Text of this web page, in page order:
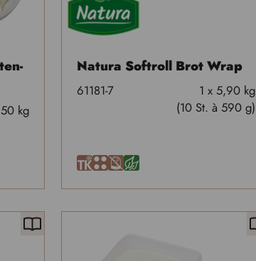
kg
Natura Softroll Brot Wrap
61181-7
1 x 5,90 kg
(10 St. à 590 g)
T9A J